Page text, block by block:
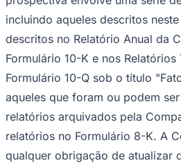
Corinthians
incluindo aqueles descritos
descritos no Relatório Anual da
Formulário 10-K e nos Relatórios
Formulário 10-Q sob o título
aqueles que foram ou podem
relatórios arquivados pela
relatórios no Formulário 8-K. A
qualquer obrigação de atualizar